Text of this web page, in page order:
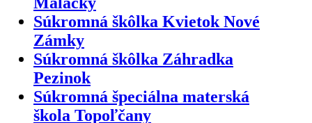
Súkromná škôlka Kvietok Nové
Zámky
Súkromná škôlka Záhradka
Pezinok
Súkromná špeciálna materská
škola Topoľčany